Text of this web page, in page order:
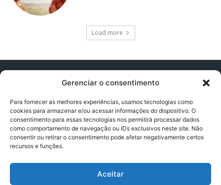
Gerenciar o consentimento
Para fornecer as melhores experiências, usamos tecnologias como
cookies para armazenar e/ou acessar informações do dispositivo. O
consentimento para essas tecnologias nos permitirá processar dados
como comportamento de navegação ou IDs exclusivos neste site. Não
consentir ou retirar o consentimento pode afetar negativamente certos
recursos e funções.
Aceitar
Load more
Contato:contatopapogeek@gmail.com
Política de Privacidade